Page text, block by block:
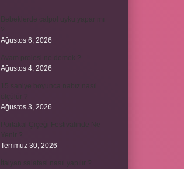
Bebeklerde calpol uyku yapar mı
Ağustos 6, 2026
Avam projesi ne demek ?
Ağustos 4, 2026
15 saniye boyunca nabız nasıl
Ağustos 3, 2026
Temmuz 30, 2026
İtalyan salatasi nasıl yapılır ?